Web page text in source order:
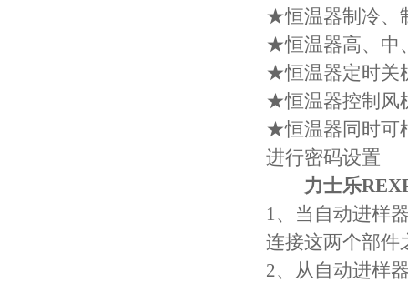
★恒温器制冷、
★恒温器高、中
★恒温器定时关
★恒温器控制风
★恒温器同时可
进行密码设置
力士乐
1、当自动进样
连接这两个部件
2、从自动进样